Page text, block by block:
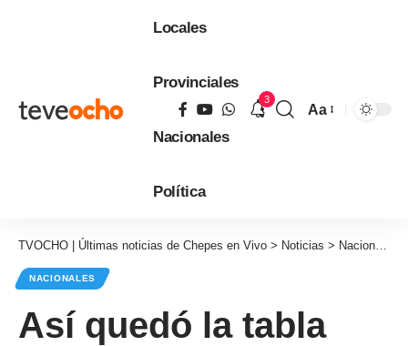
Locales
Provinciales
Nacionales
Política
3
Aa
TVOCHO | Últimas noticias de Chepes en Vivo > Noticias > Nacionales
NACIONALES
Así quedó la tabla